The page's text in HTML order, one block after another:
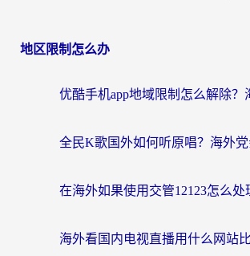
地区限制怎么办